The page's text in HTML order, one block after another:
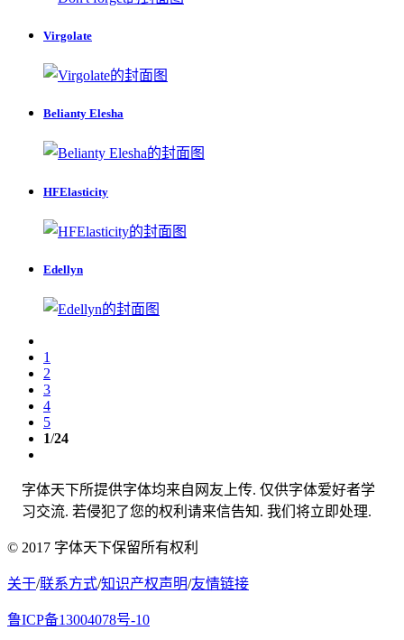
Virgolate
Belianty Elesha
HFElasticity
Edellyn
1
2
3
4
5
1/24
字体天下所提供字体均来自网友上传. 仅供字体爱好者学
习交流. 若侵犯了您的权利请来信告知. 我们将立即处理.
© 2017 字体天下保留所有权利
关于/联系方式/知识产权声明/友情链接
鲁ICP备13004078号-10